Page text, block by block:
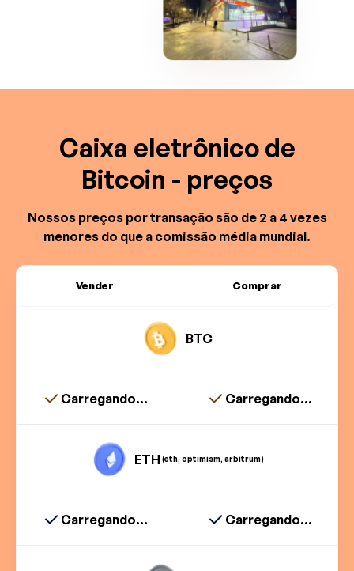
Caixa eletrônico de
Bitcoin - preços
Nossos preços por transação são de 2 a 4 vezes
menores do que a comissão média mundial.
Vender Comprar
BTC
Carregando... Carregando...
ETH (eth, optimism, arbitrum)
Carregando... Carregando...